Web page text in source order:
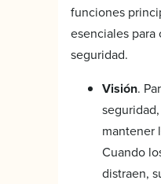
funciones
esenciales para
seguridad.
Visión.
mantener
Cuando
distraen,